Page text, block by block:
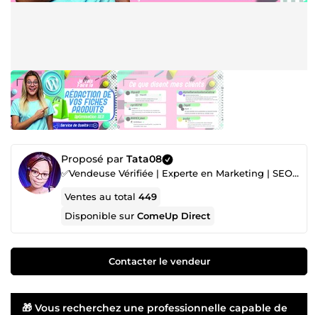
Proposé par Tata08
✅Vendeuse Vérifiée | Experte en Marketing | SEO et Création de Sites Web 📈
Ventes au total449
Disponible surComeUp Direct
Contacter le vendeur
🎁 Vous recherchez une professionnelle capable de